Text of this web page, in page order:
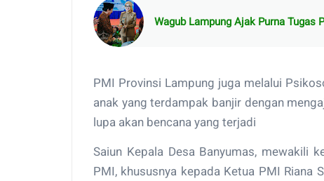
Wagub Lampung Ajak Purna Tugas
PMI Provinsi Lampung juga melalui
anak yang terdampak banjir dengan
lupa akan bencana yang terjadi
Saiun Kepala Desa Banyumas, mewakili
PMI, khususnya kepada Ketua PMI Riana